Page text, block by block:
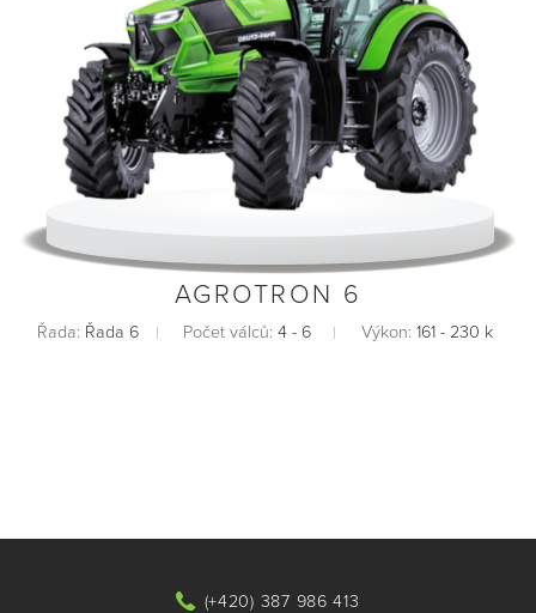
AGROTRON 6
Řada: Řada 6 Počet válců: 4 - 6 Výkon: 161 - 230 k
(+420) 387 986 413